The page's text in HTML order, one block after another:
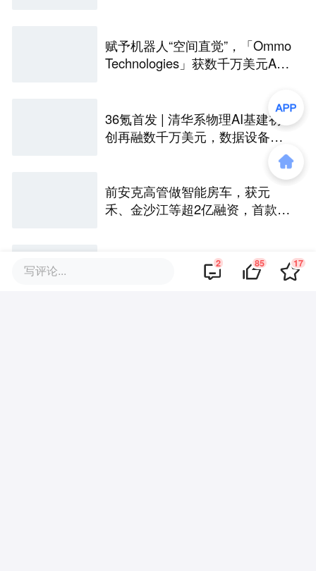
赋予机器人“空间直觉”，「Ommo
Technologies」获数千万美元A轮
36氪首发 | 清华系物理AI基建初
创再融数千万美元，数据设备进
前安克高管做智能房车，获元
禾、金沙江等超2亿融资，首款产
早期项目 | 从智能喂养切入，一
家创业公司想搭建母婴AI生态
写评论... 2 85 17